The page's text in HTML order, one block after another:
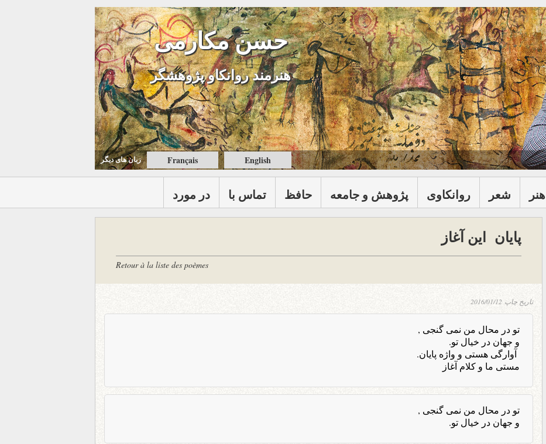
حسن مکارمی
هنرمند روانکاو پژوهشگر
زبان های ديگر Français English
در مورد تماس با حافظ پژوهش و جامعه روانكاوی شعر هنر
پایان این آغاز
Retour à la liste des poèmes
تاریخ چاپ 2016/01/12
تو در محال من نمی گنجی ,
و جهان در خیال تو.
آوارگی هستی و واژه پایان.
مستی ما و کلام آغاز
تو در محال من نمی گنجی ,
و جهان در خیال تو.